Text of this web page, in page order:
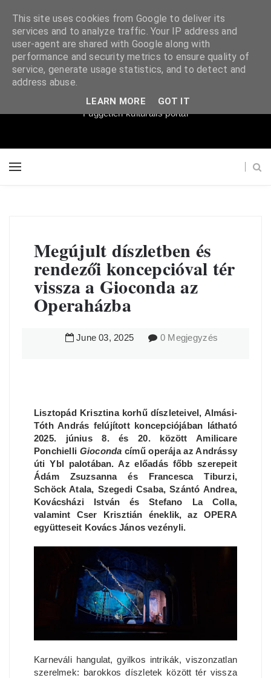
Súgópéldány
Független kulturális portál
Megújult díszletben és
rendezői koncepcióval tér
vissza a Gioconda az
Operaházba
June 03, 2025 0 Megjegyzés
Lisztopád Krisztina korhű díszleteivel, Almási-
Tóth András felújított koncepciójában látható
2025. június 8. és 20. között Amilicare
Ponchielli Gioconda című operája az Andrássy
úti Ybl palotában. Az előadás főbb szerepeit
Ádám Zsuzsanna és Francesca Tiburzi,
Schöck Atala, Szegedi Csaba, Szántó Andrea,
Kovácsházi István és Stefano La Colla,
valamint Cser Krisztián éneklik, az OPERA
együtteseit Kovács János vezényli.
Karneváli hangulat, gyilkos intrikák, viszonzatlan
szerelmek: barokkos díszletek között tér vissza
This site uses cookies from Google to deliver its
services and to analyze traffic. Your IP address and
user-agent are shared with Google along with
performance and security metrics to ensure quality of
service, generate usage statistics, and to detect and
address abuse.
LEARN MORE GOT IT